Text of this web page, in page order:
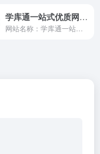
学库通一站式优质网盘资源分享站